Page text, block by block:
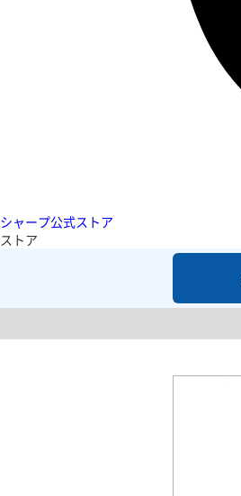
シャープ公式ストア
ストア